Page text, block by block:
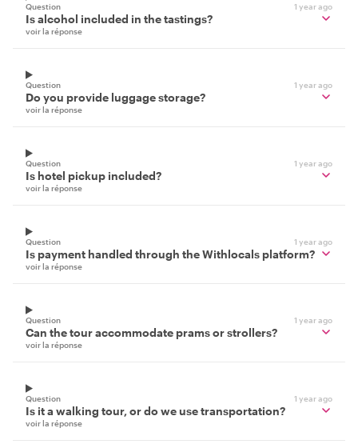
Question 1 year ago
Is alcohol included in the tastings?
voir la réponse
Question 1 year ago
Do you provide luggage storage?
voir la réponse
Question 1 year ago
Is hotel pickup included?
voir la réponse
Question 1 year ago
Is payment handled through the Withlocals platform?
voir la réponse
Question 1 year ago
Can the tour accommodate prams or strollers?
voir la réponse
Question 1 year ago
Is it a walking tour, or do we use transportation?
voir la réponse